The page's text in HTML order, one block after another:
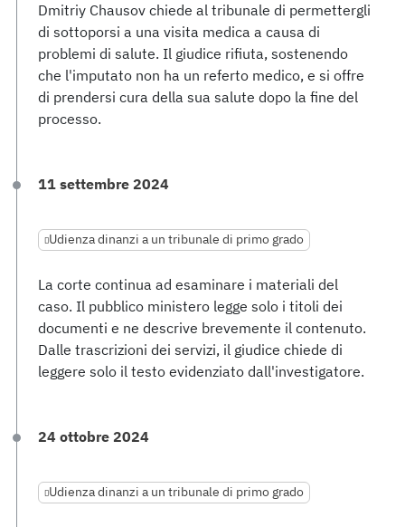
Dmitriy Chausov chiede al tribunale di permettergli
di sottoporsi a una visita medica a causa di
problemi di salute. Il giudice rifiuta, sostenendo
che l'imputato non ha un referto medico, e si offre
di prendersi cura della sua salute dopo la fine del
processo.
11 settembre 2024
Udienza dinanzi a un tribunale di primo grado
La corte continua ad esaminare i materiali del
caso. Il pubblico ministero legge solo i titoli dei
documenti e ne descrive brevemente il contenuto.
Dalle trascrizioni dei servizi, il giudice chiede di
leggere solo il testo evidenziato dall'investigatore.
24 ottobre 2024
Udienza dinanzi a un tribunale di primo grado